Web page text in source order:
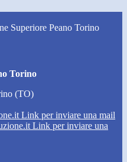
Superiore Peano Torino
Torino
(TO)
Link per inviare una mail
Link per inviare una